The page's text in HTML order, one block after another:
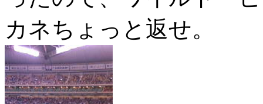
カネちょっと返せ。